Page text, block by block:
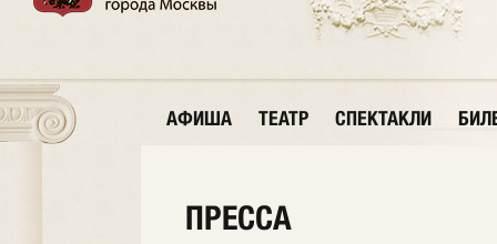
АФИША ТЕАТР СПЕКТАКЛИ
ПРЕССА